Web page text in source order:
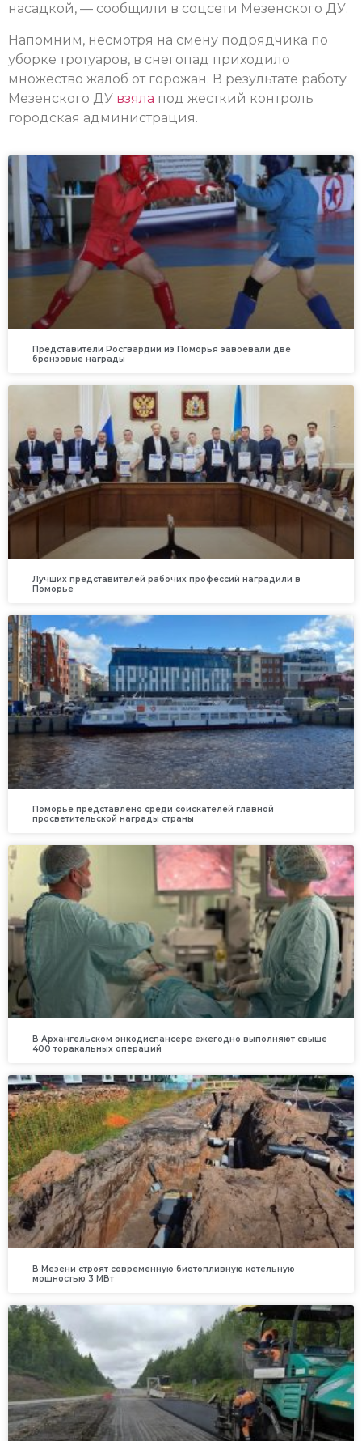
насадкой, — сообщили в соцсети Мезенского ДУ.
Напомним, несмотря на смену подрядчика по
уборке тротуаров, в снегопад приходило
множество жалоб от горожан. В результате работу
Мезенского ДУ взяла под жесткий контроль
городская администрация.
Представители Росгвардии из Поморья завоевали две
бронзовые награды
Лучших представителей рабочих профессий наградили в
Поморье
Поморье представлено среди соискателей главной
просветительской награды страны
В Архангельском онкодиспансере ежегодно выполняют свыше
400 торакальных операций
В Мезени строят современную биотопливную котельную
мощностью 3 МВт